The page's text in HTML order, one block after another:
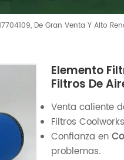
De Gran Venta Y Alto
Elemento
Filtros De
Venta caliente
Filtros Coolworks
Confianza en
problemas.